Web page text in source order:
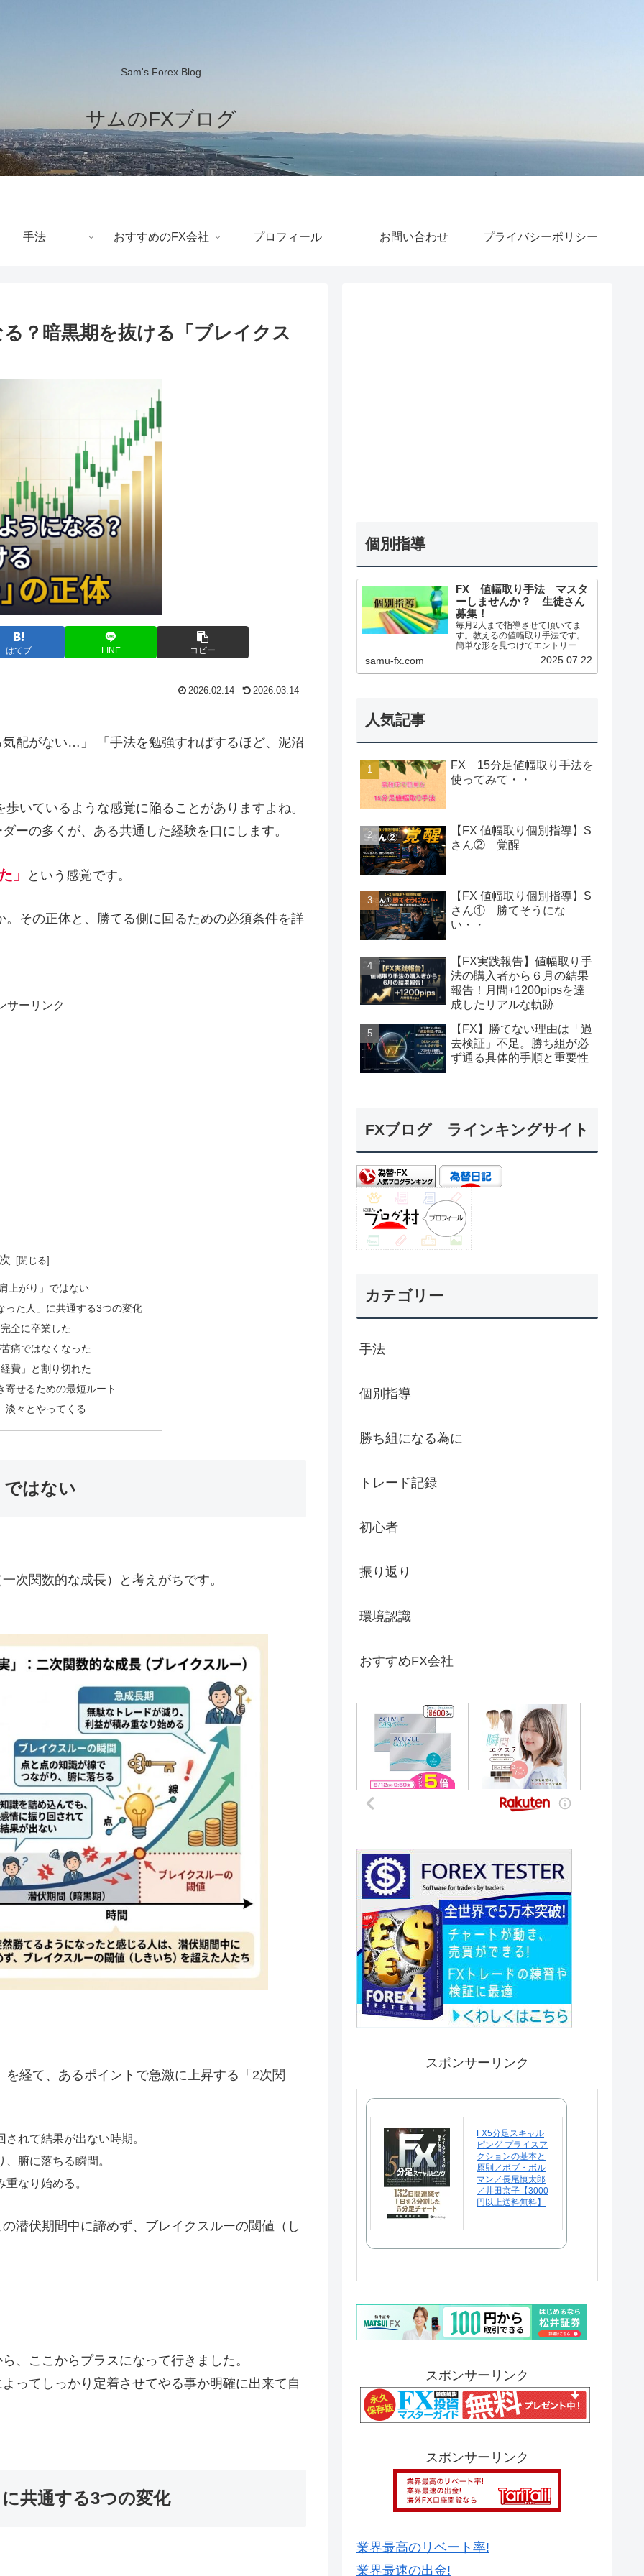
Sam's Forex Blog
サムのFXブログ
手法 おすすめのFX会社 プロフィール お問い合わせ プライバシーポリシー
？暗黒期を抜ける「ブレイクス
はてブ LINE コピー
2026.02.14 2026.03.14
配がない…」 「手法を勉強すればするほど、泥沼
いているような感覚に陥ることがありますよね。
ーの多くが、ある共通した経験を口にします。
」 という感覚です。
その正体と、勝てる側に回るための必須条件を詳
サーリンク
上がり」ではない
った人」に共通する3つの変化
全に卒業した
痛ではなくなった
費」と割り切れた
寄せるための最短ルート
淡々とやってくる
ではない
次関数的な成長）と考えがちです。
経て、あるポイントで急激に上昇する「2次関
れて結果が出ない時期。
腑に落ちる瞬間。
なり始める。
潜伏期間中に諦めず、ブレイクスルーの閾値（し
、ここからプラスになって行きました。
ってしっかり定着させてやる事か明確に出来て自
共通する3つの変化
個別指導
FX 値幅取り手法 マスタ
ーしませんか？ 生徒さん
募集！
毎月2人まで指導させて頂いてま
す。教えるの値幅取り手法です。
簡単な形を見つけてエントリー、
決済、利食いも明確でシンプルで
機械的にトレード出来る再現性の
高い手法です。１分足～１時間足
samu-fx.com 2025.07.22
人気記事
FX 15分足値幅取り手法を
使ってみて・・
【FX 値幅取り個別指導】S
さん② 覚醒
【FX 値幅取り個別指導】S
さん① 勝てそうにな
い・・
【FX実践報告】値幅取り手
法の購入者から６月の結果
報告！月間+1200pipsを達
成したリアルな軌跡
【FX】勝てない理由は「過
去検証」不足。勝ち組が必
ず通る具体的手順と重要性
FXブログ ラインキングサイト
カテゴリー
手法
個別指導
勝ち組になる為に
トレード記録
初心者
振り返り
環境認識
おすすめFX会社
スポンサーリンク
FX5分足スキャル
ピング プライスア
クションの基本と
原則／ボブ・ボル
マン／長尾慎太郎
／井田京子【3000
円以上送料無料】
スポンサーリンク
スポンサーリンク
業界最高のリベート率!
業界最速の出金!